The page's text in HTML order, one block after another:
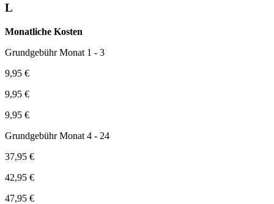
L
Monatliche Kosten
Grundgebühr Monat 1 - 3
9,95 €
9,95 €
9,95 €
Grundgebühr Monat 4 - 24
37,95 €
42,95 €
47,95 €